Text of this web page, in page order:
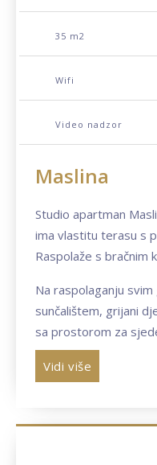
Maslina
Studio apartman
ima vlastitu terasu s
Raspolaže s bračnim
Apartman je
blagovaonicom i
kupaonicu s tušem;
Kuhinja ima
za zamrzavanje,
Na raspolaganju
sunčalištem, grijani
sa prostorom za
35 m2
Wifi
Video nadzor
Vidi više